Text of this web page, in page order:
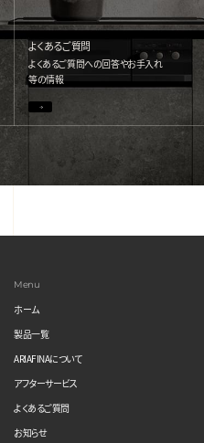
よくあるご質問
よくあるご質問への回答やお手入れ
等の情報
Menu
ホーム
製品一覧
ARIAFINAについて
アフターサービス
よくあるご質問
お知らせ